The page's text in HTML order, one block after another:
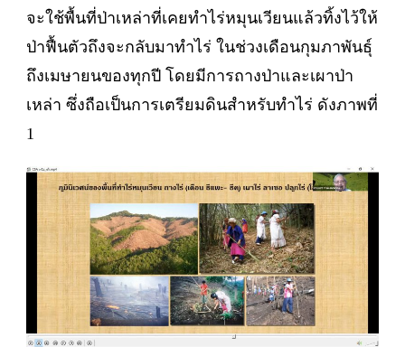
จะใช้พื้นที่ป่าเหล่าที่เคยทำไร่หมุนเวียนแล้วทิ้งไว้ให้
ป่าฟื้นตัวถึงจะกลับมาทำไร่ ในช่วงเดือนกุมภาพันธุ์
ถึงเมษายนของทุกปี โดยมีการถางป่าและเผาป่า
เหล่า ซึ่งถือเป็นการเตรียมดินสำหรับทำไร่ ดังภาพที่
1